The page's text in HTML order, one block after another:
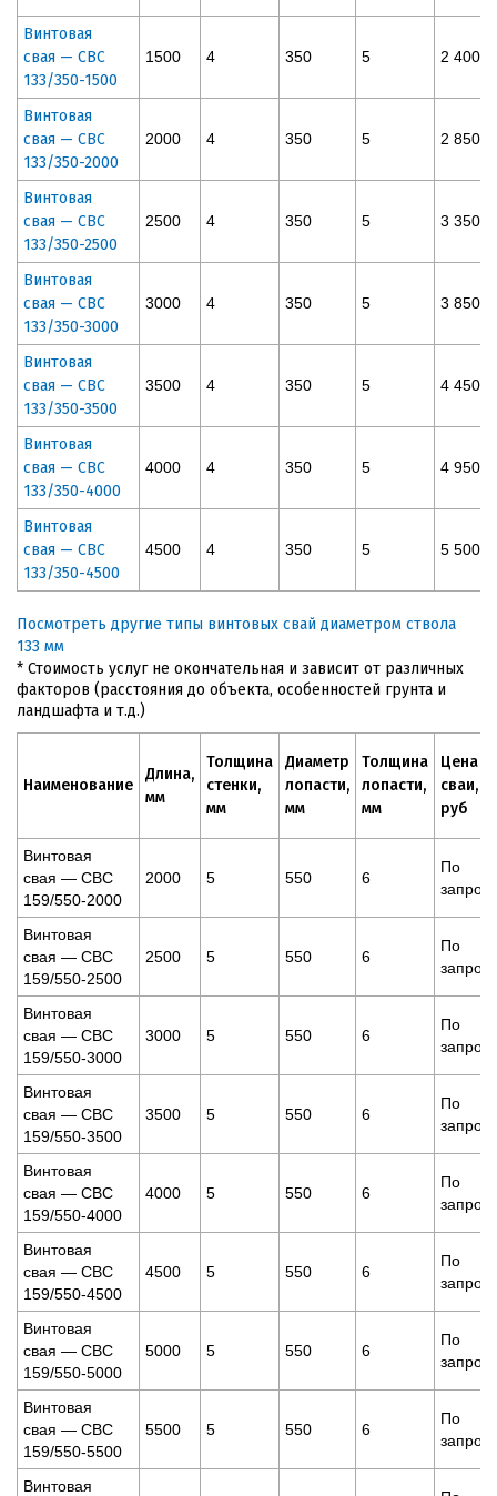
Винтовая
свая — СВС
133/350-1500
1500 4 350 5 2 400
Винтовая
свая — СВС
133/350-2000
2000 4 350 5 2 850
Винтовая
свая — СВС
133/350-2500
2500 4 350 5 3 350
Винтовая
свая — СВС
133/350-3000
3000 4 350 5 3 850
Винтовая
свая — СВС
133/350-3500
3500 4 350 5 4 450
Винтовая
свая — СВС
133/350-4000
4000 4 350 5 4 950
Винтовая
свая — СВС
133/350-4500
4500 4 350 5 5 500
Посмотреть другие типы винтовых свай диаметром ствола
133 мм
* Стоимость услуг не окончательная и зависит от различных
факторов (расстояния до объекта, особенностей грунта и
ландшафта и т.д.)
Наименование
Длина,
мм
Толщина
стенки,
мм
Диаметр
лопасти,
мм
Толщина
лопасти,
мм
Цена
сваи,
руб
Винтовая
свая — СВС
159/550-2000
2000 5 550 6
По
запросу
Винтовая
свая — СВС
159/550-2500
2500 5 550 6
По
запросу
Винтовая
свая — СВС
159/550-3000
3000 5 550 6
По
запросу
Винтовая
свая — СВС
159/550-3500
3500 5 550 6
По
запросу
Винтовая
свая — СВС
159/550-4000
4000 5 550 6
По
запросу
Винтовая
свая — СВС
159/550-4500
4500 5 550 6
По
запросу
Винтовая
свая — СВС
159/550-5000
5000 5 550 6
По
запросу
Винтовая
свая — СВС
159/550-5500
5500 5 550 6
По
запросу
Винтовая